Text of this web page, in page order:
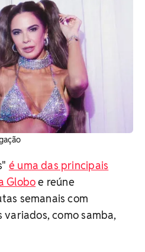
é uma das principais
Globoe reúne
semanais com
como samba,